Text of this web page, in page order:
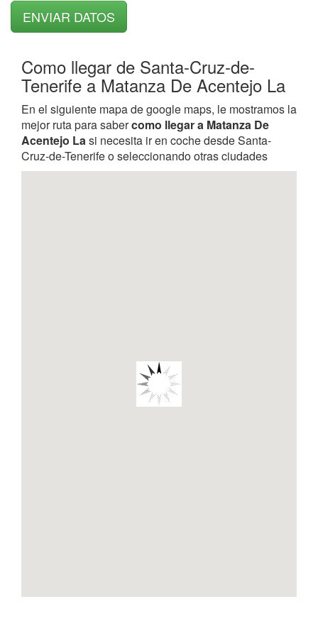
Como llegar de Santa-Cruz-de-
Tenerife a Matanza De Acentejo La
En el siguiente mapa de google maps, le mostramos la
mejor ruta para sabercomo llegar a Matanza De
Acentejo Lasi necesita ir en coche desde Santa-
Cruz-de-Tenerife o seleccionando otras ciudades